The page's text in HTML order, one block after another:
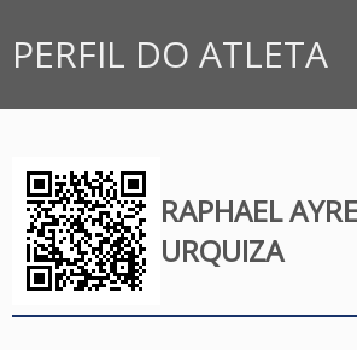
PERFIL DO ATLETA
RAPHAEL
URQUIZA